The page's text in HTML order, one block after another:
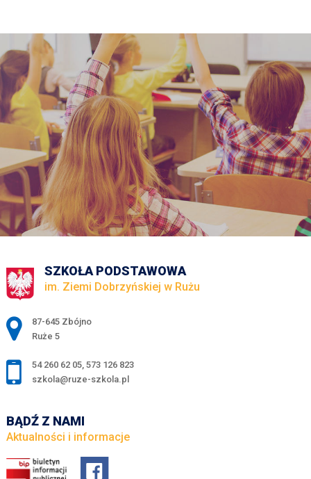
SZKOŁA PODSTAWOWA
im. Ziemi Dobrzyńskiej w Rużu
Adres pocztowy:
87-645 Zbójno
Ruże 5
54 260 62 05, 573 126 823
szkola@ruze-szkola.pl
BĄDŹ Z NAMI
Aktualności i informacje